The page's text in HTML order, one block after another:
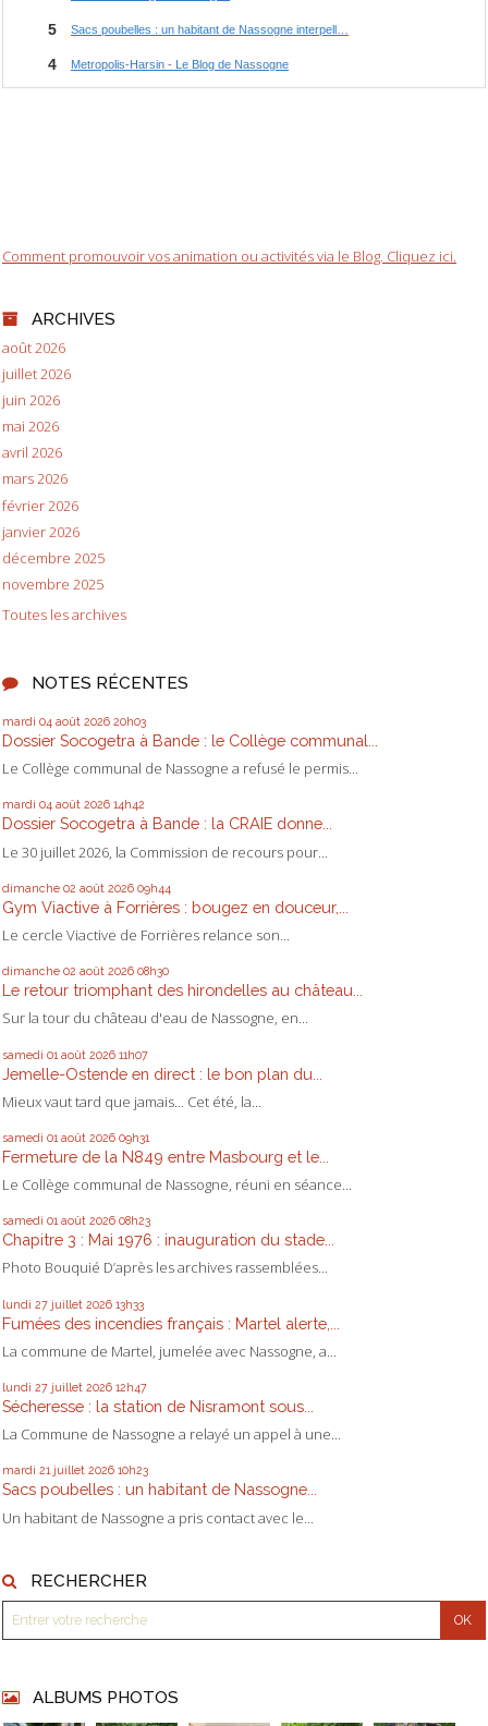
Comment promouvoir vos animation ou activités via le Blog. Cliquez ici.
ARCHIVES
août 2026
juillet 2026
juin 2026
mai 2026
avril 2026
mars 2026
février 2026
janvier 2026
décembre 2025
novembre 2025
Toutes les archives
NOTES RÉCENTES
mardi 04 août 2026 20h03
Dossier Socogetra à Bande : le Collège communal...
Le Collège communal de Nassogne a refusé le permis...
mardi 04 août 2026 14h42
Dossier Socogetra à Bande : la CRAIE donne...
Le 30 juillet 2026, la Commission de recours pour...
dimanche 02 août 2026 09h44
Gym Viactive à Forrières : bougez en douceur,...
Le cercle Viactive de Forrières relance son...
dimanche 02 août 2026 08h30
Le retour triomphant des hirondelles au château...
Sur la tour du château d'eau de Nassogne, en...
samedi 01 août 2026 11h07
Jemelle-Ostende en direct : le bon plan du...
Mieux vaut tard que jamais... Cet été, la...
samedi 01 août 2026 09h31
Fermeture de la N849 entre Masbourg et le...
Le Collège communal de Nassogne, réuni en séance...
samedi 01 août 2026 08h23
Chapitre 3 : Mai 1976 : inauguration du stade...
Photo Bouquié D’après les archives rassemblées...
lundi 27 juillet 2026 13h33
Fumées des incendies français : Martel alerte,...
La commune de Martel, jumelée avec Nassogne, a...
lundi 27 juillet 2026 12h47
Sécheresse : la station de Nisramont sous...
La Commune de Nassogne a relayé un appel à une...
mardi 21 juillet 2026 10h23
Sacs poubelles : un habitant de Nassogne...
Un habitant de Nassogne a pris contact avec le...
RECHERCHER
ALBUMS PHOTOS